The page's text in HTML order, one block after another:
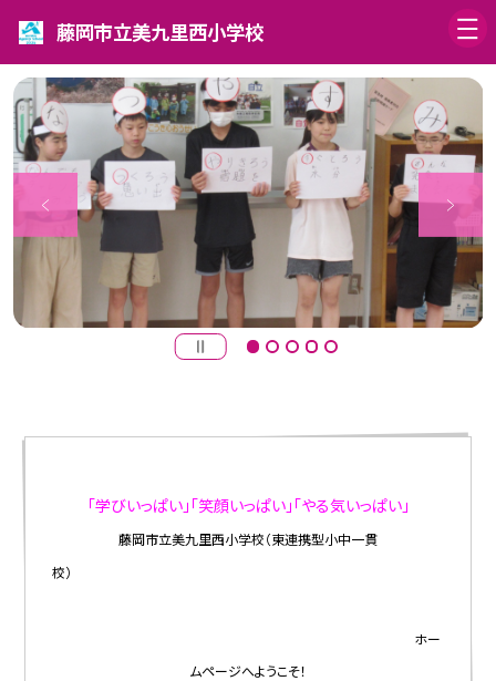
藤岡市立美九里西小学校
「学びいっぱい」「笑顔いっぱい」「やる気いっぱい」
藤岡市立美九里西小学校（東連携型小中一貫
校）
ホー
ムページへようこそ！